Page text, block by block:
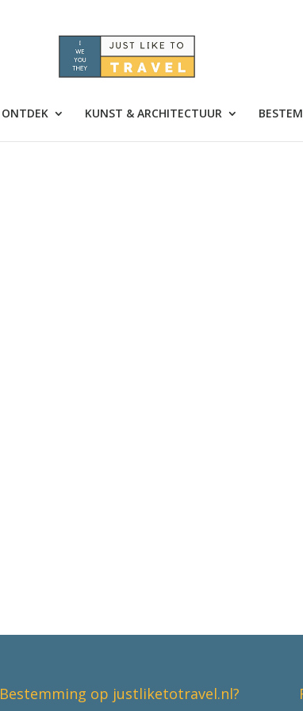
ONTDEK KUNST & ARCHITECTUUR
Bestemming op justliketotravel.nl?